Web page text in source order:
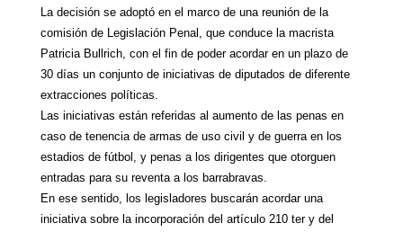
La decisión se adoptó en el marco de una reunión de la
comisión de Legislación Penal, que conduce la macrista
Patricia Bullrich, con el fin de poder acordar en un plazo de
30 días un conjunto de iniciativas de diputados de diferente
extracciones políticas.
Las iniciativas están referidas al aumento de las penas en
caso de tenencia de armas de uso civil y de guerra en los
estadios de fútbol, y penas a los dirigentes que otorguen
entradas para su reventa a los barrabravas.
En ese sentido, los legisladores buscarán acordar una
iniciativa sobre la incorporación del artículo 210 ter y del